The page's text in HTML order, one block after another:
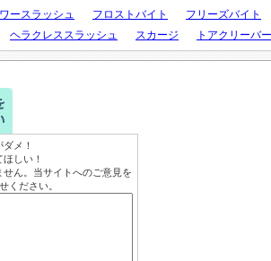
ースラッシュ フロストバイト
フリーズバイト
ヘラクレススラッシュ スカージ トアクリーバー
ダメ！
ほしい！
ん。当サイトへのご意見を
ください。